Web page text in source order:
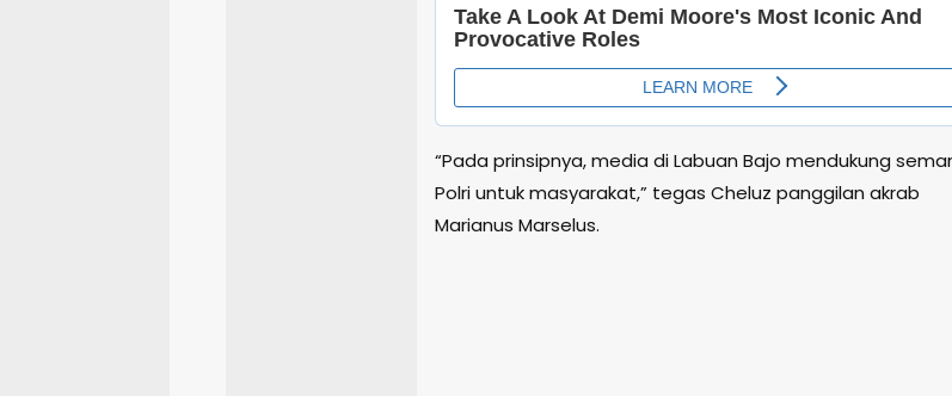
“Pada prinsipnya, media di Labuan Bajo mendukung
Polri untuk masyarakat,” tegas Cheluz panggilan akrab
Marianus Marselus.